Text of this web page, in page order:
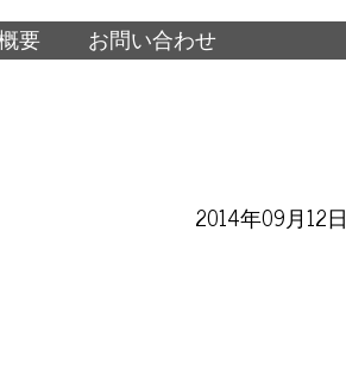
要 お問い合わせ
2014年09月12日